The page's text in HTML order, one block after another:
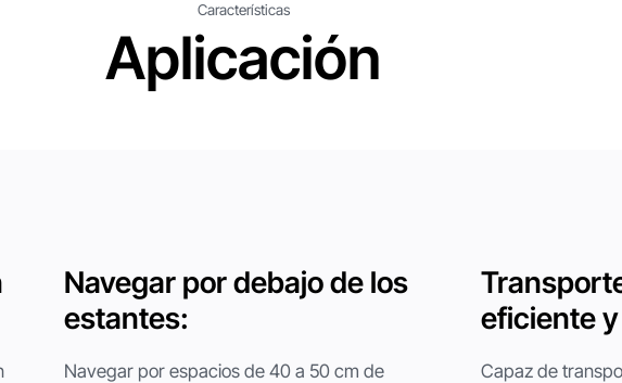
Características
Aplicación
Navegar por debajo de los
estantes:
Navegar por espacios de 40 a 50 cm de
eficiente
Capaz de